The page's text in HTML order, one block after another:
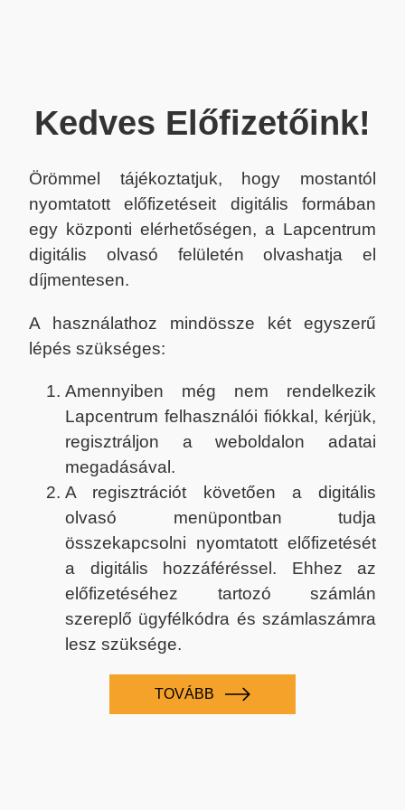
Kedves Előfizetőink!
Örömmel tájékoztatjuk, hogy mostantól
nyomtatott előfizetéseit digitális formában
egy központi elérhetőségen, a Lapcentrum
digitális olvasó felületén olvashatja el
díjmentesen.
A használathoz mindössze két egyszerű
lépés szükséges:
Amennyiben még nem rendelkezik
Lapcentrum felhasználói fiókkal, kérjük,
regisztráljon a weboldalon adatai
megadásával.
A regisztrációt követően a digitális
olvasó menüpontban tudja
összekapcsolni nyomtatott előfizetését
a digitális hozzáféréssel. Ehhez az
előfizetéséhez tartozó számlán
szereplő ügyfélkódra és számlaszámra
lesz szüksége.
TOVÁBB